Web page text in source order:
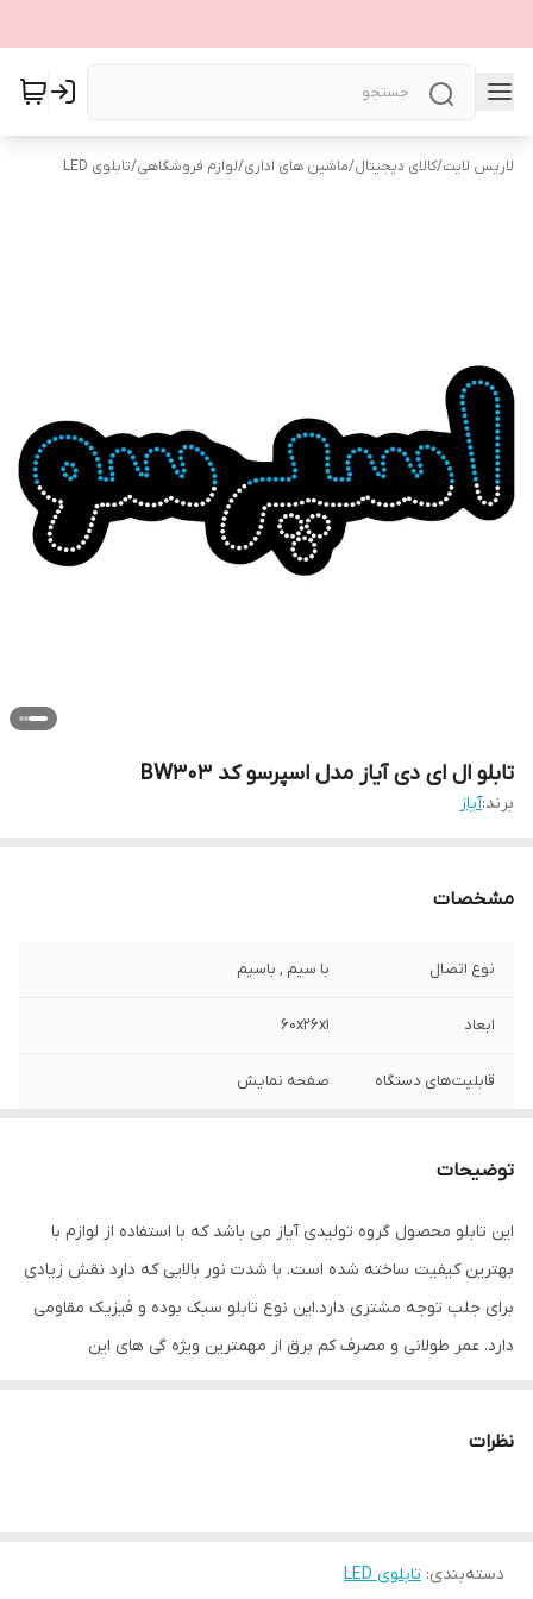
لاریس لایت/کالای دیجیتال/ماشین های اداری/لوازم فروشگاهی/تابلوی LED
تابلو ال ای دی آیاز مدل اسپرسو کد BW303
برند:آیاز
مشخصات
نوع اتصال با سیم , باسیم
ابعاد 60x26x1
قابلیت‌های دستگاه صفحه نمایش
توضیحات
این تابلو محصول گروه تولیدی آیاز می باشد که با استفاده از لوازم با
بهترین کیفیت ساخته شده است. با شدت نور بالایی که دارد نقش زیادی
برای جلب توجه مشتری دارد.این نوع تابلو سبک بوده و فیزیک مقاومی
دارد. عمر طولانی و مصرف کم برق از مهمترین ویژه گی های این
تابلو می تواند در هر موقعیتی که لازم باشد آویز شود و یا تکیه داده
باشیم. با شدت نور بالا این تابلو روز دید است و بر خلاف نمونه های دیگر
نظرات
دسته‌بندی: تابلوی LED